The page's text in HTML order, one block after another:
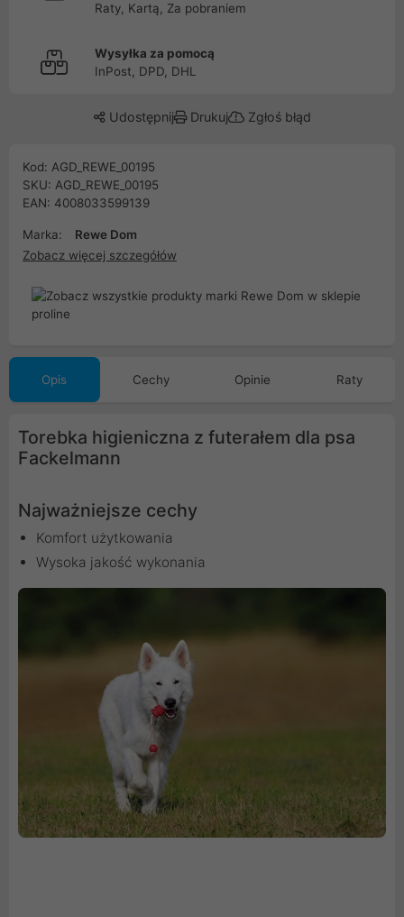
Raty, Kartą, Za pobraniem
Wysyłka za pomocą
InPost, DPD, DHL
Udostępnij Drukuj Zgłoś błąd
Kod: AGD_REWE_00195
SKU: AGD_REWE_00195
EAN: 4008033599139
Marka:
Rewe Dom
Zobacz więcej szczegółów
Opis Cechy Opinie Raty
Torebka higieniczna z futerałem dla psa
Fackelmann
Najważniejsze cechy
Komfort użytkowania
Wysoka jakość wykonania